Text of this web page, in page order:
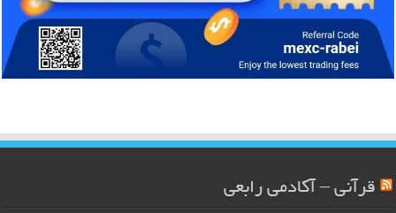
قرآنی – آکادمی رابعی